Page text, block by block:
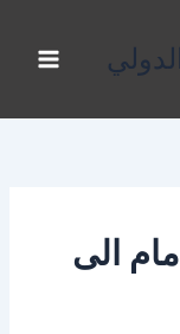
الى